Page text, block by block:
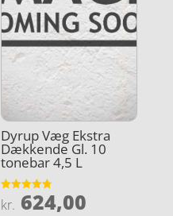
Dyrup Væg Ekstra
Dækkende Gl. 10
tonebar 4,5 L
Vurderet
4.8
kr. 624,00